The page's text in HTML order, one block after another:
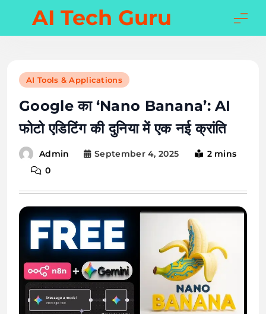
content
AI Tech Guru
AI Tools & Applications
Google का ‘Nano Banana’: AI
फोटो एडिटिंग की दुनिया में एक नई क्रांति
Admin September 4, 2025
2 mins
0